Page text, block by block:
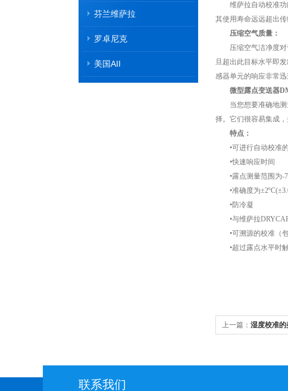
芬兰维萨拉
罗卓尼克
美国AII
维萨拉自动校准功能
其使用寿命远远超出
压缩空气质量：
压缩空气洁净度对于
旦超出此目标水平即
感器单元的响应非常
微型露点变送器
当您想要准确地测量
择。它们很容易集成
特点：
•可进行自动校准的
•快速响应时间
•露点测量范围为-
•准确度为
•防冷凝
•与维萨拉
•可溯源的校准（包
•超过露点水平时触
上一篇： 湿度校准的
联系我们